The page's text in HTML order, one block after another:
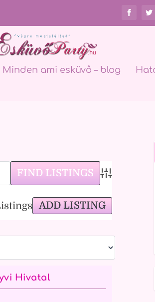
Minden ami esküvő – blog
Advanced
ADD LISTING
Hivatal